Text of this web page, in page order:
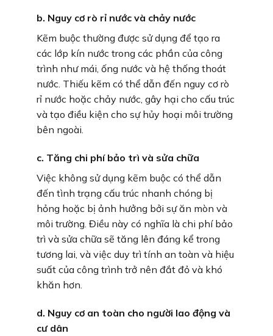
b. Nguy cơ rò rỉ nước và chảy nước
Kẽm buộc thường được sử dụng để tạo ra
các lớp kín nước trong các phần của công
trình như mái, ống nước và hệ thống thoát
nước. Thiếu kẽm có thể dẫn đến nguy cơ rò
rỉ nước hoặc chảy nước, gây hại cho cấu trúc
và tạo điều kiện cho sự hủy hoại môi trường
bên ngoài.
c. Tăng chi phí bảo trì và sửa chữa
Việc không sử dụng kẽm buộc có thể dẫn
đến tình trạng cấu trúc nhanh chóng bị
hỏng hoặc bị ảnh hưởng bởi sự ăn mòn và
môi trường. Điều này có nghĩa là chi phí bảo
trì và sửa chữa sẽ tăng lên đáng kể trong
tương lai, và việc duy trì tính an toàn và hiệu
suất của công trình trở nên đắt đỏ và khó
khăn hơn.
d. Nguy cơ an toàn cho người lao động và
cư dân